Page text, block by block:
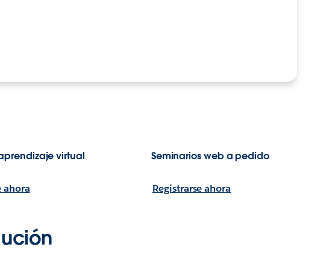
virtual
ahora
Seminarios web a pedido
Registrarse ahora